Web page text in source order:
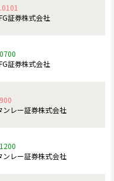
証券株式会社
証券株式会社
ンレー証券株式会社
ンレー証券株式会社